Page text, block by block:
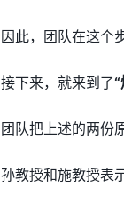
因此，团队在这个
接下来，就来到了
团队把上述的两份
孙教授和施教授表